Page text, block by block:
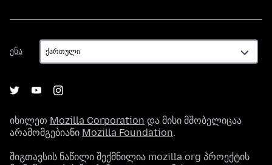
ენა
ენა
იხილეთ Mozilla Corporation და მისი მშობელიცაა
არამომგებიანი Mozilla Foundation.
შიგთავსის ნაწილი შექმნილია mozilla.org პროექტის